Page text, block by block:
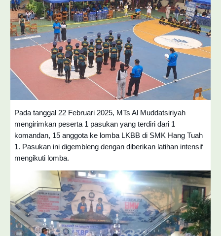
Pada tanggal 22 Februari 2025, MTs Al Muddatsiriyah
mengirimkan peserta 1 pasukan yang terdiri dari 1
komandan, 15 anggota ke lomba LKBB di SMK Hang Tuah
1. Pasukan ini digembleng dengan diberikan latihan intensif
mengikuti lomba.